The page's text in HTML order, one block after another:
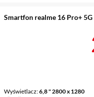
Smartfon realme 16 Pro+
Wyświetlacz 6,8 " 2800 x 1280